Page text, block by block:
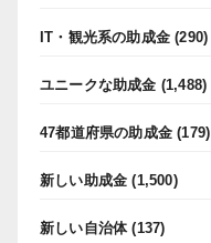
IT・観光系の助成金 (290)
ユニークな助成金 (1,488)
47都道府県の助成金 (179)
新しい助成金 (1,500)
新しい自治体(137)